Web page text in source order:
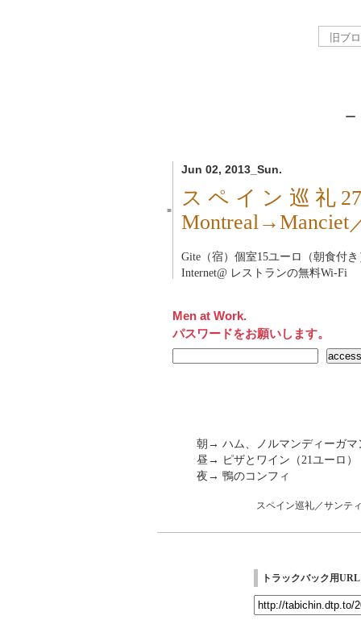
Jun 02, 2013_Sun.
■
スペイン巡礼
Montreal→Manciet
Gite（宿）個室15ユーロ（朝食付き
Internet@ レストランの無料Wi-Fi
Men at Work.
パスワードをお願いします。
朝→ ハム、ノルマンディーガマ
昼→ ピザとワイン（21ユーロ）
夜→ 鴨のコンフィ
スペイン巡礼／サンテ
トラックバック用URL